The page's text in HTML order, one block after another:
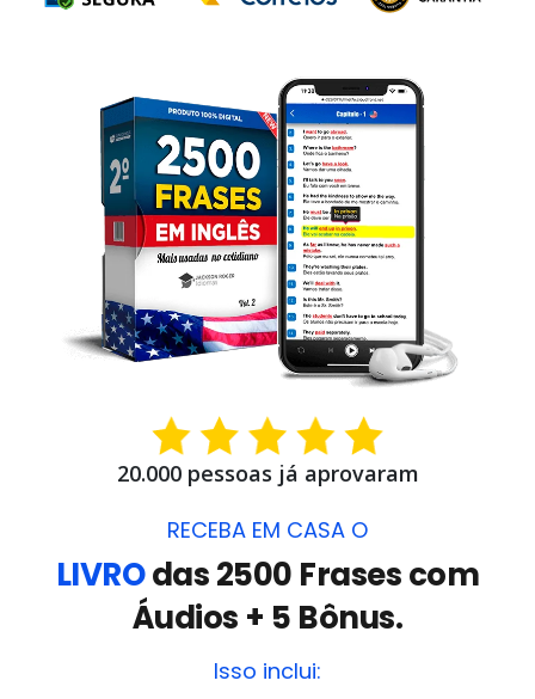
20.000 pessoas já aprovaram
RECEBA EM CASA O
LIVROdas 2500 Frases com
Áudios + 5 Bônus.
Isso inclui: